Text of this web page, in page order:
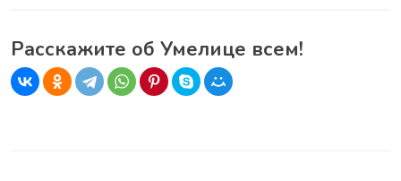
Расскажите об Умелице всем!